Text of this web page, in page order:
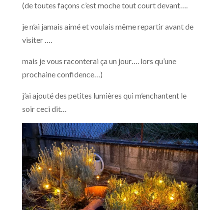
(de toutes façons c’est moche tout court devant….
je n’ai jamais aimé et voulais même repartir avant de
visiter ….
mais je vous raconterai ça un jour…. lors qu’une
prochaine confidence…)
j’ai ajouté des petites lumières qui m’enchantent le
soir ceci dit…